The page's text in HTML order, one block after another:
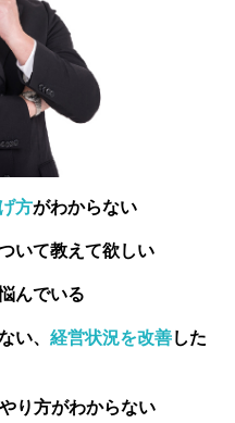
方がわからない
いて教えて欲しい
んでいる
い、経営状況を改善した
り方がわからない